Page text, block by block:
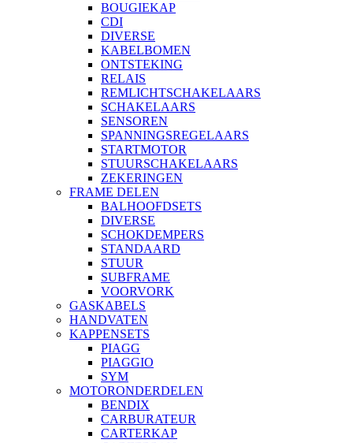
BOUGIEKAP
CDI
DIVERSE
KABELBOMEN
ONTSTEKING
RELAIS
REMLICHTSCHAKELAARS
SCHAKELAARS
SENSOREN
SPANNINGSREGELAARS
STARTMOTOR
STUURSCHAKELAARS
ZEKERINGEN
FRAME DELEN
BALHOOFDSETS
DIVERSE
SCHOKDEMPERS
STANDAARD
STUUR
SUBFRAME
VOORVORK
GASKABELS
HANDVATEN
KAPPENSETS
PIAGG
PIAGGIO
SYM
MOTORONDERDELEN
BENDIX
CARBURATEUR
CARTERKAP